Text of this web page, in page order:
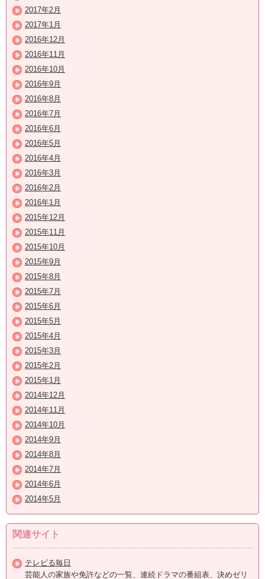
2017年2月
2017年1月
2016年12月
2016年11月
2016年10月
2016年9月
2016年8月
2016年7月
2016年6月
2016年5月
2016年4月
2016年3月
2016年2月
2016年1月
2015年12月
2015年11月
2015年10月
2015年9月
2015年8月
2015年7月
2015年6月
2015年5月
2015年4月
2015年3月
2015年2月
2015年1月
2014年12月
2014年11月
2014年10月
2014年9月
2014年8月
2014年7月
2014年6月
2014年5月
関連サイト
テレビる毎日
芸能人の家族や免許などの一覧、連続ドラマの番組表、決めゼリ